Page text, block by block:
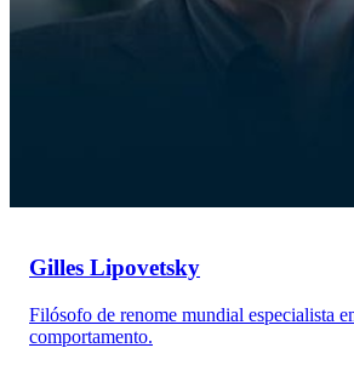
Gilles Lipovetsky
Filósofo de renome mundial especialista
comportamento.